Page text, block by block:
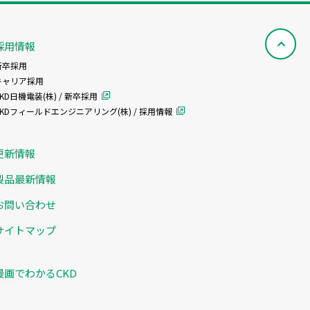
用情報
採用
リア採用
日機電装(株) / 新卒採用
フィールドエンジニアリング(株) / 採用情報
新情報
品最新情報
問い合わせ
イトマップ
画でわかるCKD